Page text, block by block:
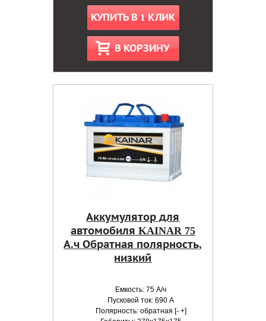
КУПИТЬ В 1 КЛИК
В КОРЗИНУ
Аккумулятор для
автомобиля KAINAR 75
А.ч Обратная полярность,
низкий
Емкость: 75 А/ч
Пусковой ток: 690 А
Полярность: обратная [- +]